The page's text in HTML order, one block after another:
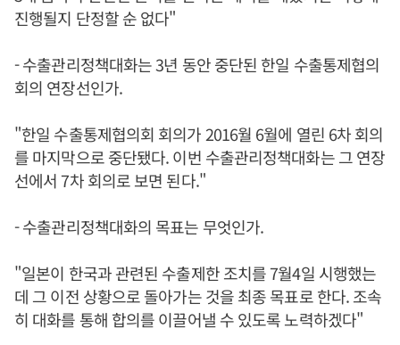
진행될지 단정할 순 없다"
- 수출관리정책대화는 3년 동안 중단된 한일 수출통제협의
회의 연장선인가.
"한일 수출통제협의회 회의가 2016월 6월에 열린 6차 회의
를 마지막으로 중단됐다. 이번 수출관리정책대화는 그 연장
선에서 7차 회의로 보면 된다."
- 수출관리정책대화의 목표는 무엇인가.
"일본이 한국과 관련된 수출제한 조치를 7월4일 시행했는
데 그 이전 상황으로 돌아가는 것을 최종 목표로 한다. 조속
히 대화를 통해 합의를 이끌어낼 수 있도록 노력하겠다"